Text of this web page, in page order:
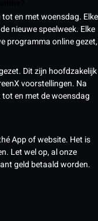
en met woensdag. Elke
nieuwe speelweek. Elke
programma online gezet,
Dit zijn hoofdzakelijk
voorstellingen. Na
en met de woensdag
App of website. Het is
Let wel op, al onze
geld betaald worden.